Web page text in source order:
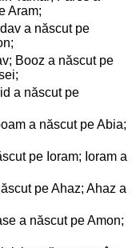
Aram;
a născut pe
Booz a născut pe
a născut pe
a născut pe Abia;
pe Ioram; Ioram a
pe Ahaz; Ahaz a
a născut pe Amon;